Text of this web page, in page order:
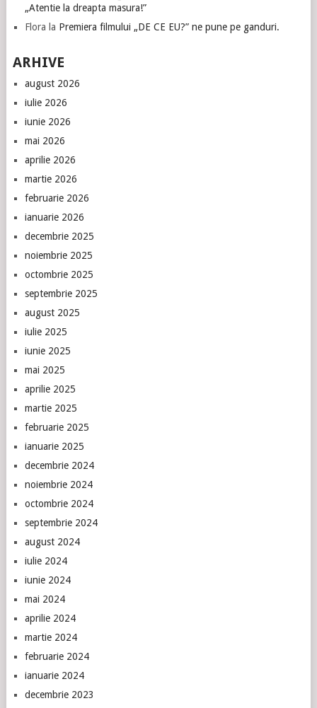
„Atentie la dreapta masura!”
Flora la Premiera filmului „DE CE EU?” ne pune pe ganduri.
ARHIVE
august 2026
iulie 2026
iunie 2026
mai 2026
aprilie 2026
martie 2026
februarie 2026
ianuarie 2026
decembrie 2025
noiembrie 2025
octombrie 2025
septembrie 2025
august 2025
iulie 2025
iunie 2025
mai 2025
aprilie 2025
martie 2025
februarie 2025
ianuarie 2025
decembrie 2024
noiembrie 2024
octombrie 2024
septembrie 2024
august 2024
iulie 2024
iunie 2024
mai 2024
aprilie 2024
martie 2024
februarie 2024
ianuarie 2024
decembrie 2023